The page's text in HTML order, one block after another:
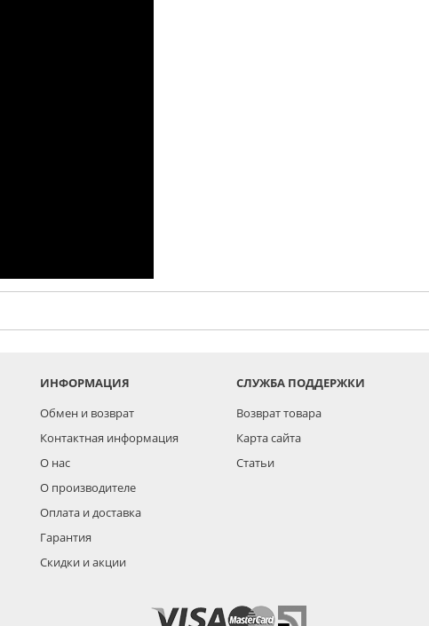
ИНФОРМАЦИЯ
Обмен и возврат
Контактная информация
О нас
О производителе
Оплата и доставка
Гарантия
Скидки и акции
СЛУЖБА ПОДДЕРЖКИ
Возврат товара
Карта сайта
Статьи